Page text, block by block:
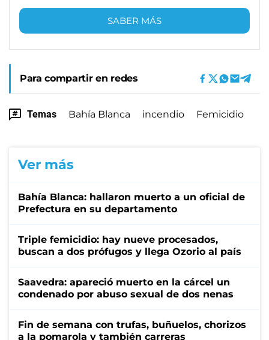
SABER MÁS
Para compartir en redes
Temas Bahía Blanca incendio Femicidio
Ver más
Bahía Blanca: hallaron muerto a un oficial de
Prefectura en su departamento
Triple femicidio: hay nueve procesados,
buscan a dos prófugos y llega Ozorio al país
Saavedra: apareció muerto en la cárcel un
condenado por abuso sexual de dos nenas
Fin de semana con trufas, buñuelos, chorizos
a la pomarola y también carreras